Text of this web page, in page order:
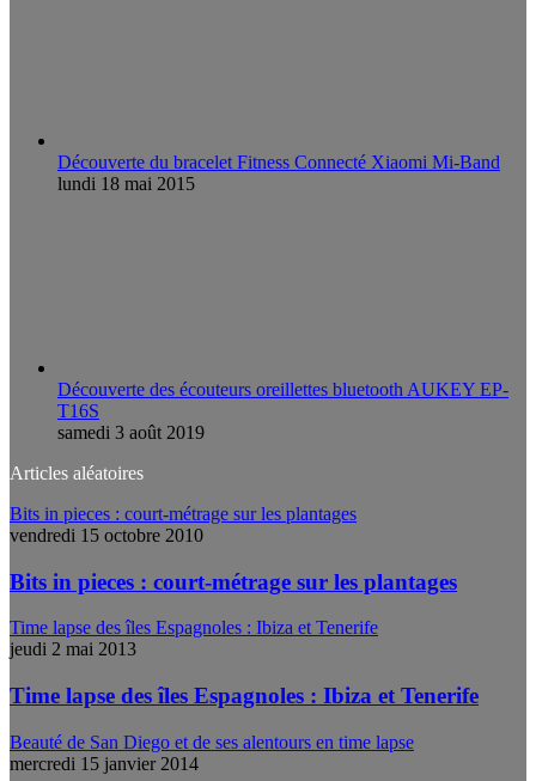
Découverte du bracelet Fitness Connecté Xiaomi Mi-Band
lundi 18 mai 2015
Découverte des écouteurs oreillettes bluetooth AUKEY EP-
T16S
samedi 3 août 2019
Articles aléatoires
Bits in pieces : court-métrage sur les plantages
vendredi 15 octobre 2010
Bits in pieces : court-métrage sur les plantages
Time lapse des îles Espagnoles : Ibiza et Tenerife
jeudi 2 mai 2013
Time lapse des îles Espagnoles : Ibiza et Tenerife
Beauté de San Diego et de ses alentours en time lapse
mercredi 15 janvier 2014